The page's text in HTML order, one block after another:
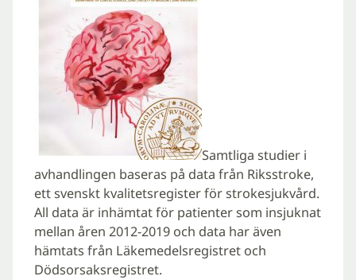
Samtliga studier i
avhandlingen baseras på data från Riksstroke,
ett svenskt kvalitetsregister för strokesjukvård.
All data är inhämtat för patienter som insjuknat
mellan åren 2012-2019 och data har även
hämtats från Läkemedelsregistret och
Dödsorsaksregistret.